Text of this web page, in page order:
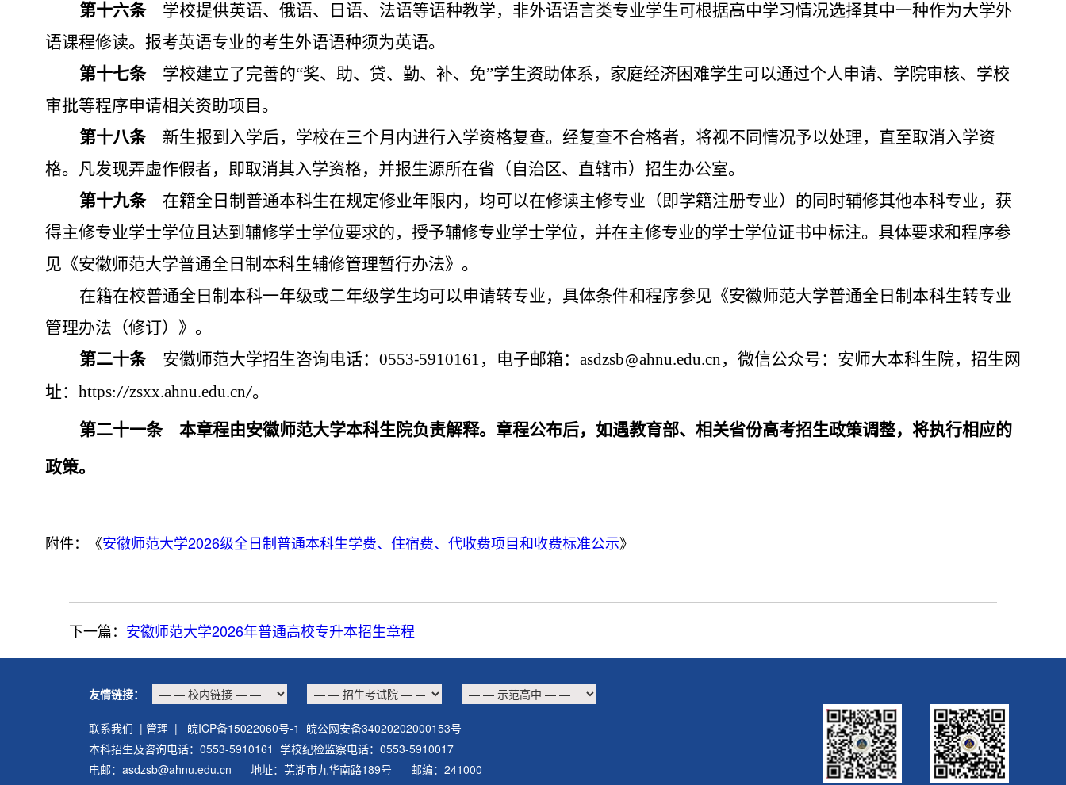
第十六条 学校提供英语、俄语、日语、法语等语种教学，非外语语言类专业学生可根据高中学习情况选择其中一种作为大学外
语课程修读。报考英语专业的考生外语语种须为英语。
第十七条 学校建立了完善的“奖、助、贷、勤、补、免”学生资助体系，家庭经济困难学生可以通过个人申请、学院审核、学校
审批等程序申请相关资助项目。
第十八条 新生报到入学后，学校在三个月内进行入学资格复查。经复查不合格者，将视不同情况予以处理，直至取消入学资
格。凡发现弄虚作假者，即取消其入学资格，并报生源所在省（自治区、直辖市）招生办公室。
第十九条 在籍全日制普通本科生在规定修业年限内，均可以在修读主修专业（即学籍注册专业）的同时辅修其他本科专业，获
得主修专业学士学位且达到辅修学士学位要求的，授予辅修专业学士学位，并在主修专业的学士学位证书中标注。具体要求和程序参
见《安徽师范大学普通全日制本科生辅修管理暂行办法》。
在籍在校普通全日制本科一年级或二年级学生均可以申请转专业，具体条件和程序参见《安徽师范大学普通全日制本科生转专业
管理办法（修订）》。
第二十条 安徽师范大学招生咨询电话： 0553-5910161，电子邮箱： asdzsb@ahnu.edu.cn，微信公众号：安师大本科生院，招生网
址： https://zsxx.ahnu.edu.cn/。
第二十一条 本章程由安徽师范大学本科生院负责解释。章程公布后，如遇教育部、相关省份高考招生政策调整，将执行相应的
政策。
附件：《安徽师范大学2026级全日制普通本科生学费、住宿费、代收费项目和收费标准公示》
下一篇： 安徽师范大学2026年普通高校专升本招生章程
友情链接：
联系我们 | 管理 | 皖ICP备15022060号-1 皖公网安备34020202000153号
本科招生及咨询电话：0553-5910161 学校纪检监察电话：0553-5910017
电邮：asdzsb@ahnu.edu.cn 地址：芜湖市九华南路189号 邮编：241000